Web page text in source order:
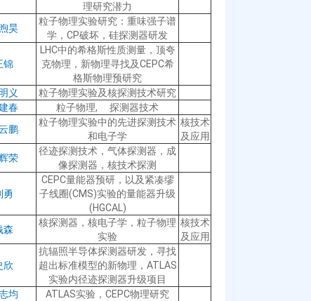
理研究潜力
昊
粒子物理实验研究：重味强子谱
学，CP破坏，硅探测器研发
锦
LHC中的希格斯性质测量，顶夸
克物理，新物理寻找及CEPC希
格斯物理预研究
义
粒子物理实验及核探测技术研究
春
粒子物理, 探测器技术
鹏
粒子物理实验中的先进探测技术
和电子学
核技术
及应用
荣
径迹探测技术，气体探测器，成
像探测器，核技术探测
勇
CEPC量能器预研，以及紧凑缪
子线圈(CMS)实验的量能器升级
(HGCAL)
森
核探测器，核电子学，粒子物理
实验
核技术
及应用
欣
抗辐照半导体探测器研发，寻找
超出标准模型的新物理，ATLAS
实验内径迹探测器升级项目
均 ATLAS实验，CEPC物理研究